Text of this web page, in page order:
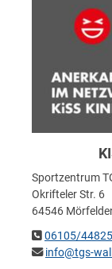
Sportzentrum
Okrifteler Str. 6
64546
06105/44825
info@tgs-